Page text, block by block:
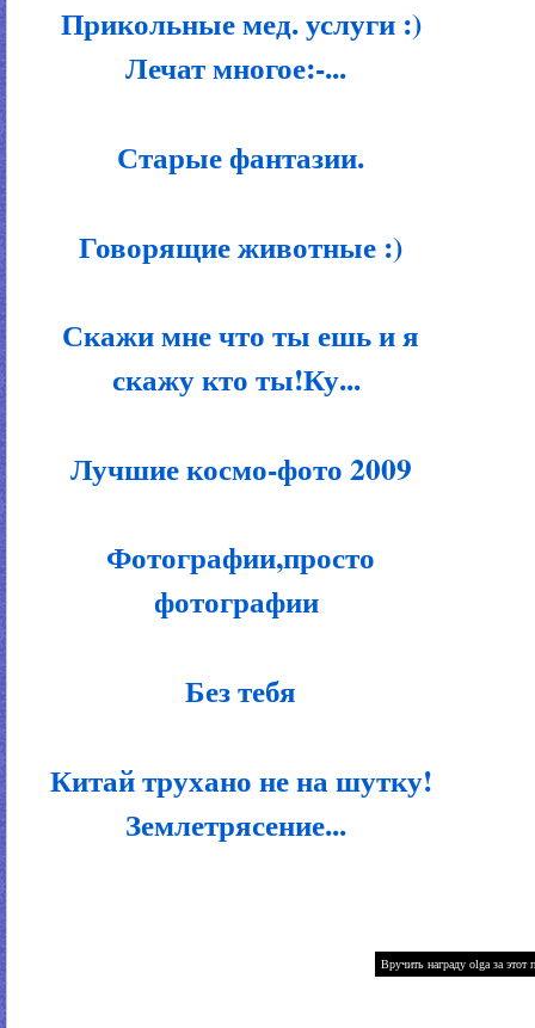
Прикольные мед. услуги :)
Лечат многое:-...
Старые фантазии.
Говорящие животные :)
Скажи мне что ты ешь и я
скажу кто ты!Ку...
Лучшие космо-фото 2009
Фотографии,просто
фотографии
Без тебя
Китай трухано не на шутку!
Землетрясение...